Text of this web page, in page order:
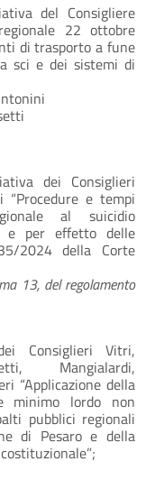
del Consigliere
22 ottobre
di trasporto a fune
sci e dei sistemi di
dei Consiglieri
“Procedure e tempi
al suicidio
e per effetto delle
2024 della Corte
13, del regolamento
Consiglieri Vitri,
Mangialardi,
“Applicazione della
minimo lordo non
pubblici regionali
di Pesaro e della